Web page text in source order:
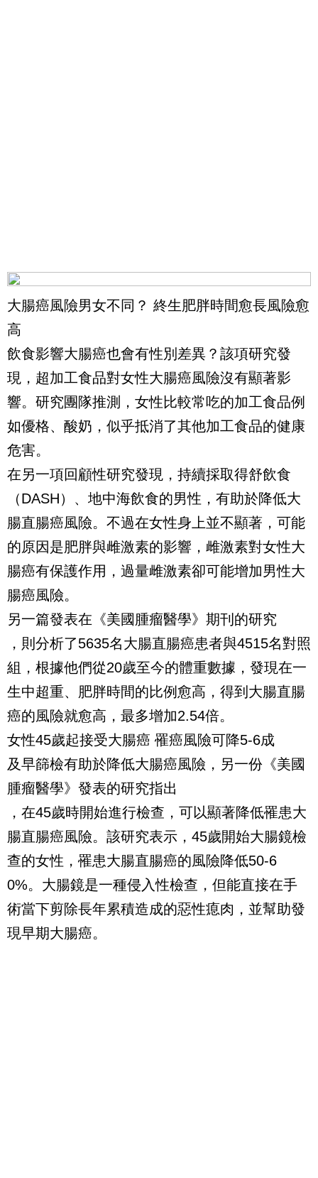
大腸癌風險男女不同？ 終生肥胖時間愈長風險愈
高
飲食影響大腸癌也會有性別差異？該項研究發
現，超加工食品對女性大腸癌風險沒有顯著影
響。研究團隊推測，女性比較常吃的加工食品例
如優格、酸奶，似乎抵消了其他加工食品的健康
危害。
在另一項回顧性研究發現，持續採取得舒飲食
（DASH）、地中海飲食的男性，有助於降低大
腸直腸癌風險。不過在女性身上並不顯著，可能
的原因是肥胖與雌激素的影響，雌激素對女性大
腸癌有保護作用，過量雌激素卻可能增加男性大
腸癌風險。
另一篇發表在《美國腫瘤醫學》期刊的研究
，則分析了5635名大腸直腸癌患者與4515名對照
組，根據他們從20歲至今的體重數據，發現在一
生中超重、肥胖時間的比例愈高，得到大腸直腸
癌的風險就愈高，最多增加2.54倍。
女性45歲起接受大腸癌 罹癌風險可降5-6成
及早篩檢有助於降低大腸癌風險，另一份《美國
腫瘤醫學》發表的研究指出
，在45歲時開始進行檢查，可以顯著降低罹患大
腸直腸癌風險。該研究表示，45歲開始大腸鏡檢
查的女性，罹患大腸直腸癌的風險降低50-6
0%。大腸鏡是一種侵入性檢查，但能直接在手
術當下剪除長年累積造成的惡性瘜肉，並幫助發
現早期大腸癌。